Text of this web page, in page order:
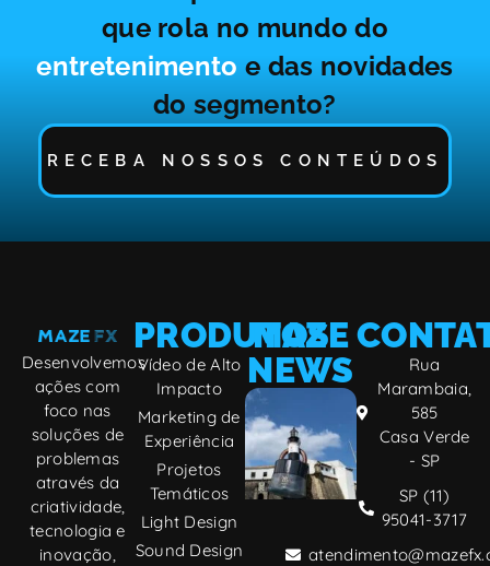
que rola no mundo do
entretenimento e das novidades
do segmento?
RECEBA NOSSOS CONTEÚDOS
Desenvolvemos
ações com
foco nas
soluções de
problemas
através da
criatividade,
tecnologia e
inovação,
PRODUTOS
Vídeo de Alto
Impacto
Marketing de
Experiência
Projetos
Temáticos
Light Design
Sound Design
MAZE
NEWS
Fake Out of
Home, a
nova
tendência
publicidade
digital
Rua
Marambaia,
585
Casa Verde
- SP
SP (11)
95041-3717